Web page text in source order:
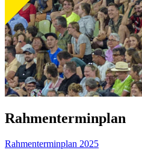
Rahmenterminplan
Rahmenterminplan 2025